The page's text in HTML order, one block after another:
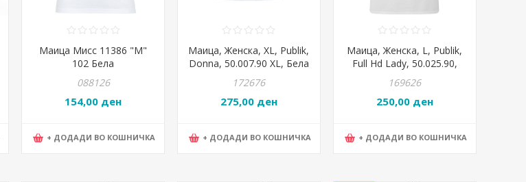
Маица Мисс 11386 "М"
102 Бела
088126
154,00 ден
+ ДОДАДИ ВО КОШНИЧКА
Маица, Женска, XL, Publik,
Donna, 50.007.90 XL, Бела
172676
275,00 ден
+ ДОДАДИ ВО КОШНИЧКА
Маица, Женска, L, Publik,
Full Hd Lady, 50.025.90,
169626
250,00 ден
+ ДОДАДИ ВО КОШНИЧКА